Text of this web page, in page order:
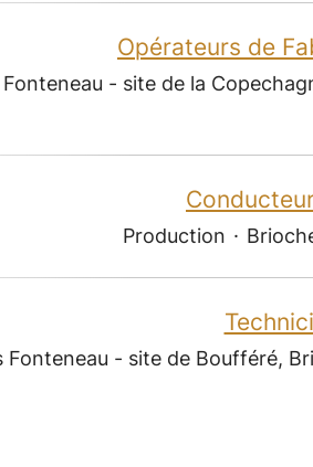
Opérateurs de
- site de la
Production ·
Fonteneau - site de Boufféré,